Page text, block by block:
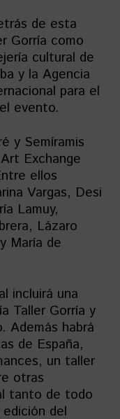
de esta
Gorría como
cultural de
y la Agencia
para el
evento.
y Semíramis
Exchange
ellos
Vargas, Desi
Lamuy,
Lázaro
María de
incluirá una
Taller Gorría y
Además habrá
de España,
un taller
otras
tanto de todo
del